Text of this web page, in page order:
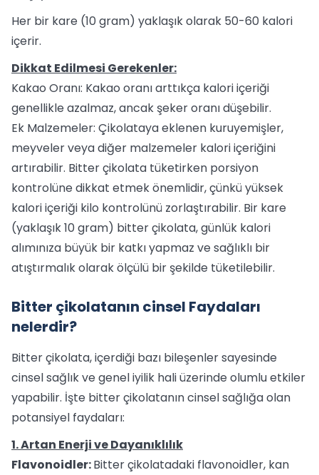
Her bir kare (10 gram) yaklaşık olarak 50-60 kalori
içerir.
Dikkat Edilmesi Gerekenler:
Kakao Oranı: Kakao oranı arttıkça kalori içeriği
genellikle azalmaz, ancak şeker oranı düşebilir.
Ek Malzemeler: Çikolataya eklenen kuruyemişler,
meyveler veya diğer malzemeler kalori içeriğini
artırabilir. Bitter çikolata tüketirken porsiyon
kontrolüne dikkat etmek önemlidir, çünkü yüksek
kalori içeriği kilo kontrolünü zorlaştırabilir. Bir kare
(yaklaşık 10 gram) bitter çikolata, günlük kalori
alımınıza büyük bir katkı yapmaz ve sağlıklı bir
atıştırmalık olarak ölçülü bir şekilde tüketilebilir.
Bitter çikolatanın cinsel Faydaları
nelerdir?
Bitter çikolata, içerdiği bazı bileşenler sayesinde
cinsel sağlık ve genel iyilik hali üzerinde olumlu etkiler
yapabilir. İşte bitter çikolatanın cinsel sağlığa olan
potansiyel faydaları:
1. Artan Enerji ve Dayanıklılık
Flavonoidler:Bitter çikolatadaki flavonoidler, kan